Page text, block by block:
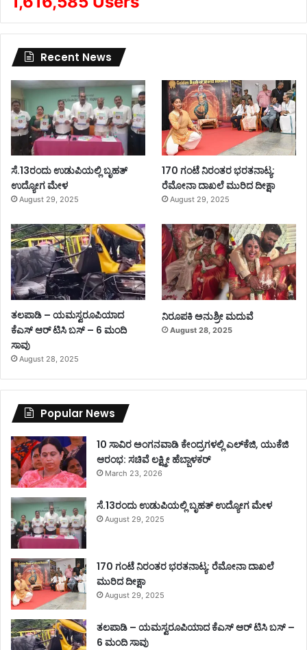
Recent News
ಸೆ.13ರಂದು ಉಡುಪಿಯಲ್ಲಿ ಬೃಹತ್
ಉದ್ಯೋಗ ಮೇಳ
August 29, 2025
170 ಗಂಟೆ ನಿರಂತರ ಭರತನಾಟ್ಯ:
ರೆಮೋನಾ ದಾಖಲೆ ಮುರಿದ ದೀಕ್ಷಾ
August 29, 2025
ತಲಪಾಡಿ – ಯಮಸ್ವರೂಪಿಯಾದ
ಕೆಎಸ್ ಆರ್ ಟಿಸಿ ಬಸ್ – 6 ಮಂದಿ
ಸಾವು
August 28, 2025
ನಿರೂಪಕಿ ಅನುಶ್ರೀ ಮದುವೆ
August 28, 2025
Popular News
10 ಸಾವಿರ ಅಂಗನವಾಡಿ ಕೇಂದ್ರಗಳಲ್ಲಿ ಎಲ್‌ಕೆಜಿ, ಯುಕೆಜಿ
ಆರಂಭ: ಸಚಿವೆ ಲಕ್ಷ್ಮೀ ಹೆಬ್ಬಾಳಕರ್
March 23, 2026
ಸೆ.13ರಂದು ಉಡುಪಿಯಲ್ಲಿ ಬೃಹತ್ ಉದ್ಯೋಗ ಮೇಳ
August 29, 2025
170 ಗಂಟೆ ನಿರಂತರ ಭರತನಾಟ್ಯ: ರೆಮೋನಾ ದಾಖಲೆ
ಮುರಿದ ದೀಕ್ಷಾ
August 29, 2025
ತಲಪಾಡಿ – ಯಮಸ್ವರೂಪಿಯಾದ ಕೆಎಸ್ ಆರ್ ಟಿಸಿ ಬಸ್ –
6 ಮಂದಿ ಸಾವು